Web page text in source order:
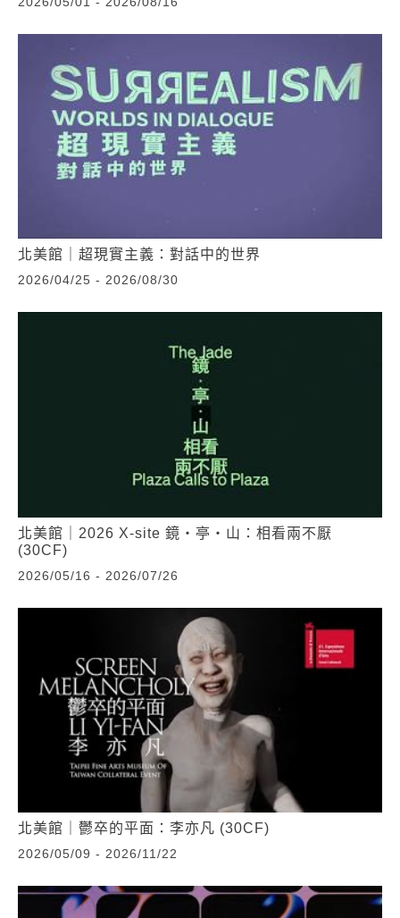
北美館｜超現實主義：對話中的世界
2026/04/25 - 2026/08/30
北美館｜2026 X-site 鏡・亭・山：相看兩不厭
(30CF)
2026/05/16 - 2026/07/26
北美館｜鬱卒的平面：李亦凡 (30CF)
2026/05/09 - 2026/11/22